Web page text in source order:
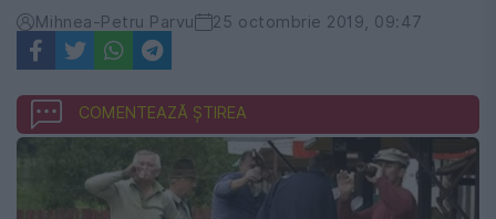
Mihnea-Petru Parvu 25 octombrie 2019, 09:47
COMENTEAZĂ ȘTIREA